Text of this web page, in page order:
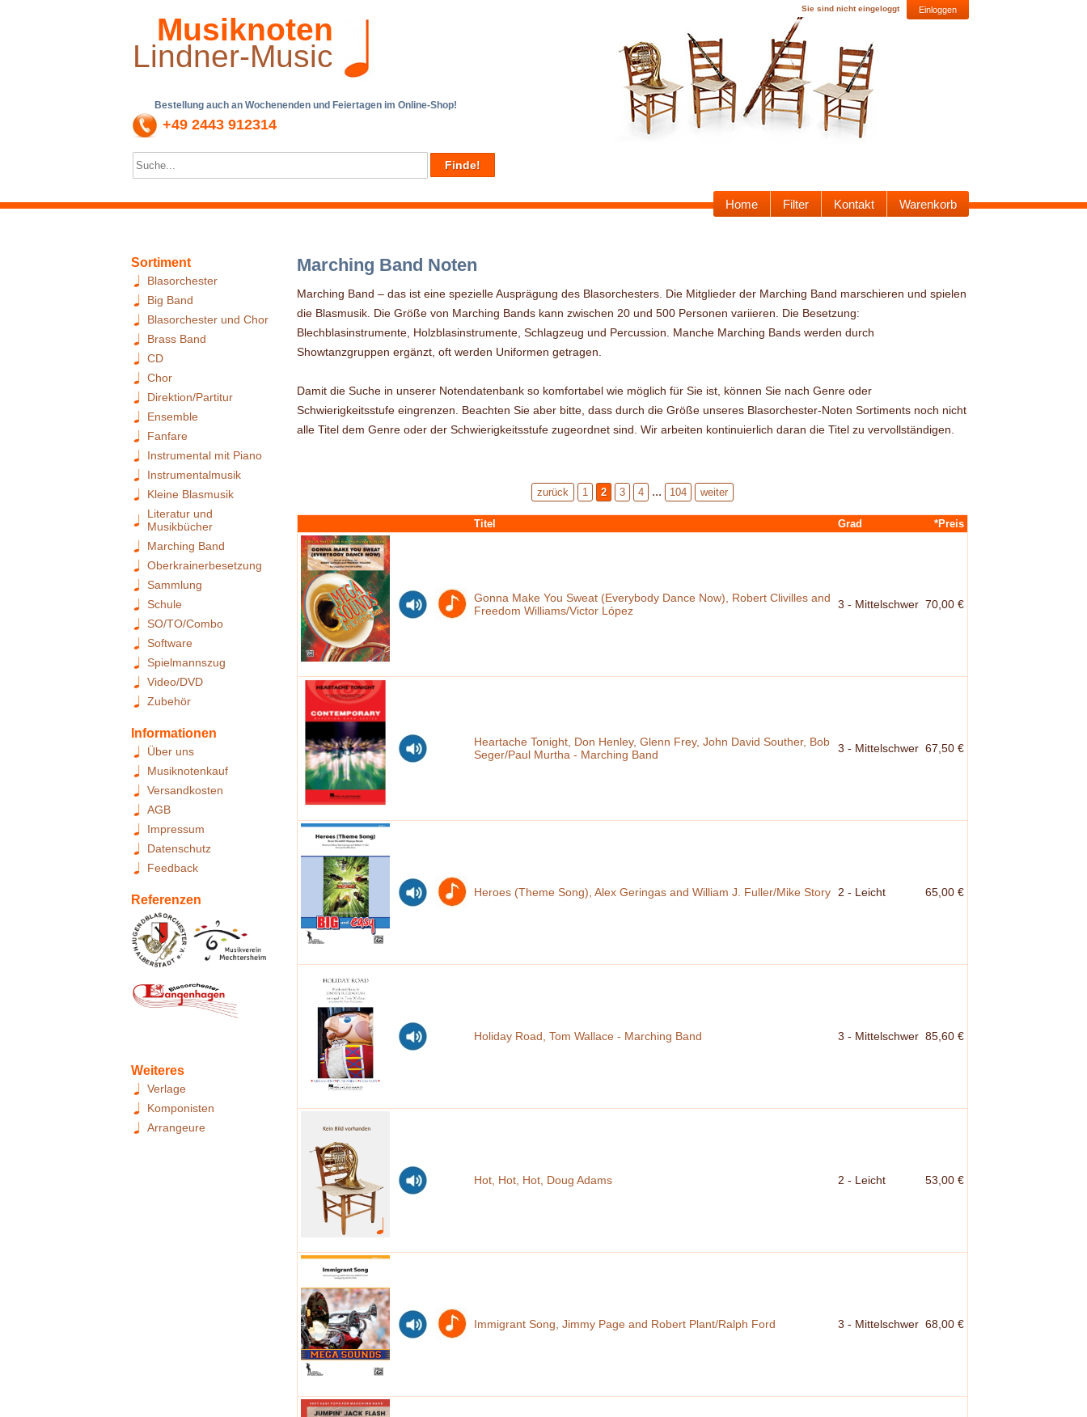
Sie sind nicht eingeloggt Einloggen
Musiknoten
Lindner-Music
Bestellung auch an Wochenenden und Feiertagen im Online-Shop!
+49 2443 912314
Home Filter Kontakt Warenkorb
Sortiment
Blasorchester
Big Band
Blasorchester und Chor
Brass Band
CD
Chor
Direktion/Partitur
Ensemble
Fanfare
Instrumental mit Piano
Instrumentalmusik
Kleine Blasmusik
Literatur und
Musikbücher
Marching Band
Oberkrainerbesetzung
Sammlung
Schule
SO/TO/Combo
Software
Spielmannszug
Video/DVD
Zubehör
Informationen
Über uns
Musiknotenkauf
Versandkosten
AGB
Impressum
Datenschutz
Feedback
Referenzen
Weiteres
Verlage
Komponisten
Arrangeure
Marching Band Noten
Marching Band – das ist eine spezielle Ausprägung des Blasorchesters. Die Mitglieder der Marching Band marschieren und spielen
die Blasmusik. Die Größe von Marching Bands kann zwischen 20 und 500 Personen variieren. Die Besetzung:
Blechblasinstrumente, Holzblasinstrumente, Schlagzeug und Percussion. Manche Marching Bands werden durch
Showtanzgruppen ergänzt, oft werden Uniformen getragen.
Damit die Suche in unserer Notendatenbank so komfortabel wie möglich für Sie ist, können Sie nach Genre oder
Schwierigkeitsstufe eingrenzen. Beachten Sie aber bitte, dass durch die Größe unseres Blasorchester-Noten Sortiments noch nicht
alle Titel dem Genre oder der Schwierigkeitsstufe zugeordnet sind. Wir arbeiten kontinuierlich daran die Titel zu vervollständigen.
zurück 1 2 3 4 ... 104 weiter
Titel Grad *Preis
Gonna Make You Sweat (Everybody Dance Now), Robert Clivilles and
Freedom Williams/Victor López
3 - Mittelschwer 70,00 €
Heartache Tonight, Don Henley, Glenn Frey, John David Souther, Bob
Seger/Paul Murtha - Marching Band
3 - Mittelschwer 67,50 €
Heroes (Theme Song), Alex Geringas and William J. Fuller/Mike Story 2 - Leicht 65,00 €
Holiday Road, Tom Wallace - Marching Band 3 - Mittelschwer 85,60 €
Hot, Hot, Hot, Doug Adams 2 - Leicht 53,00 €
Immigrant Song, Jimmy Page and Robert Plant/Ralph Ford 3 - Mittelschwer 68,00 €